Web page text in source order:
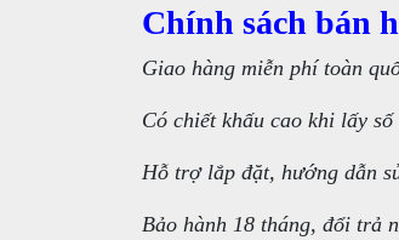
Chính sách bán
Giao hàng miễn phí toàn
Có chiết khấu cao khi lấy
Hỗ trợ lắp đặt, hướng dẫn
Bảo hành 18 tháng, đổi trả